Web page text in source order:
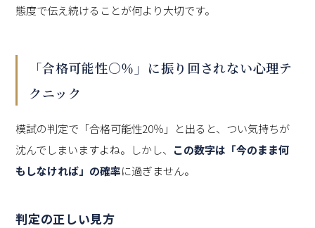
態度で伝え続けることが何より大切です。
「合格可能性○％」に振り回されない心理テ
クニック
模試の判定で「合格可能性20％」と出ると、つい気持ちが
沈んでしまいますよね。しかし、 この数字は「今のまま何
もしなければ」の確率に過ぎません。
判定の正しい見方